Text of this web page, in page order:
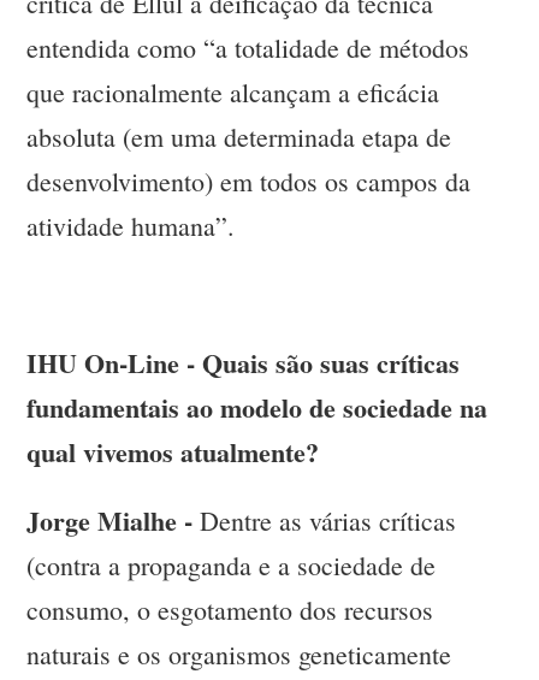
entendida como “a totalidade de métodos
que racionalmente alcançam a eficácia
absoluta (em uma determinada etapa de
desenvolvimento) em todos os campos da
atividade humana”.
IHU On-Line - Quais são suas críticas
fundamentais ao modelo de sociedade na
qual vivemos atualmente?
Jorge Mialhe - Dentre as várias críticas
(contra a propaganda e a sociedade de
consumo, o esgotamento dos recursos
naturais e os organismos geneticamente